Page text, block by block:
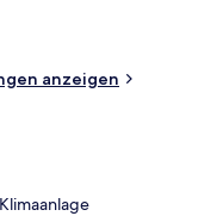
entfernt: Zur
U-Bahnstation
anzeigen
Klimaanlage